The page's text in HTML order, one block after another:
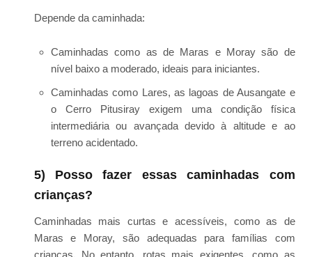
Depende da caminhada:
Caminhadas como as de Maras e Moray são de
nível baixo a moderado, ideais para iniciantes.
Caminhadas como Lares, as lagoas de Ausangate e
o Cerro Pitusiray exigem uma condição física
intermediária ou avançada devido à altitude e ao
terreno acidentado.
5) Posso fazer essas caminhadas com
crianças?
Caminhadas mais curtas e acessíveis, como as de
Maras e Moray, são adequadas para famílias com
crianças. No entanto, rotas mais exigentes, como as